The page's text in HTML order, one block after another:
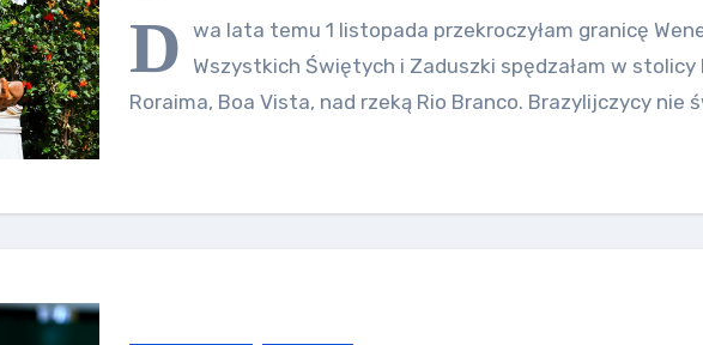
D
wa lata temu 1 listopada przekroczyłam granicę
Wszystkich Świętych i Zaduszki spędzałam w
Roraima, Boa Vista, nad rzeką Rio Branco. Brazylijczycy nie